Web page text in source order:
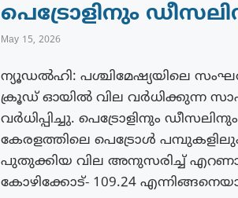
പെട്രോളിനും
May 15, 2026
ന്യൂഡൽഹി: പശ്ചിമേഷ്യയിലെ
ക്രൂഡ് ഓയിൽ വില വർധിക്കുന്ന
വർധിപ്പിച്ചു. പെട്രോളിനും
കേരളത്തിലെ പെട്രോൾ
പുതുക്കിയ വില അനുസരിച്ച്
കോഴിക്കോട്- 109.24